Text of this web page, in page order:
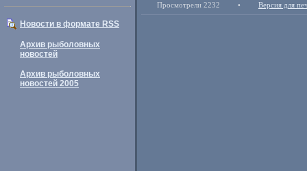
Новости в формате RSS
Архив рыболовных
новостей
Архив рыболовных
новостей 2005
Просмотрели 2232 • Версия для